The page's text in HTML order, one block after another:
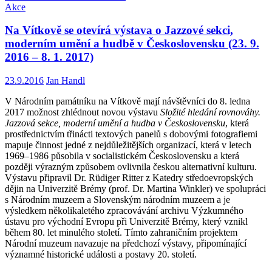
Akce
Na Vítkově se otevírá výstava o Jazzové sekci,
moderním umění a hudbě v Československu (23. 9.
2016 – 8. 1. 2017)
23.9.2016 Jan Handl
V Národním památníku na Vítkově mají návštěvníci do 8. ledna
2017 možnost zhlédnout novou výstavu Složité hledání rovnováhy.
Jazzová sekce, moderní umění a hudba v Československu, která
prostřednictvím třinácti textových panelů s dobovými fotografiemi
mapuje činnost jedné z nejdůležitějších organizací, která v letech
1969–1986 působila v socialistickém Československu a která
později výrazným způsobem ovlivnila českou alternativní kulturu.
Výstavu připravil Dr. Rüdiger Ritter z Katedry středoevropských
dějin na Univerzitě Brémy (prof. Dr. Martina Winkler) ve spolupráci
s Národním muzeem a Slovenským národním muzeem a je
výsledkem několikaletého zpracovávání archivu Výzkumného
ústavu pro východní Evropu při Univerzitě Brémy, který vznikl
během 80. let minulého století. Tímto zahraničním projektem
Národní muzeum navazuje na předchozí výstavy, připomínající
významné historické události a postavy 20. století.